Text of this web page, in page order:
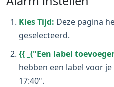
Kies Tijd: Deze pagina
geselecteerd.
{{ _("Een label
hebben een label voor
17:40".